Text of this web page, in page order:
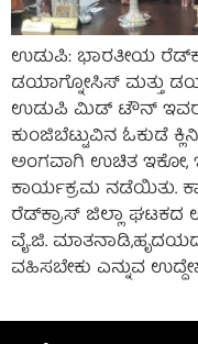
ಉಡುಪಿ: ಭಾರತೀಯ
ಡಯಾಗ್ನೋಸಿಸ್ ಮತ್ತು
ಉಡುಪಿ ಮಿಡ್ ಟೌನ್ ಇವರ
ಕುಂಜಿಬೆಟ್ಟುವಿನ ಓಕುಡೆ
ಅಂಗವಾಗಿ ಉಚಿತ ಇಕೋ,
ಕಾರ್ಯಕ್ರಮ ನಡೆಯಿತು.
ರೆಡ್‌ಕ್ರಾಸ್ ಜಿಲ್ಲಾ
ವೈ.ಜಿ.
ವಹಿಸಬೇಕು ಎನ್ನುವ